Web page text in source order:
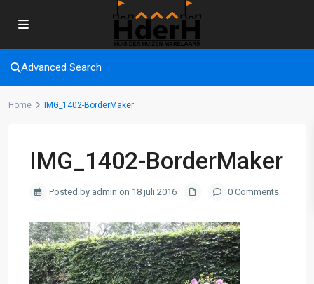
Advanced Search
Home IMG_1402-BorderMaker
IMG_1402-BorderMaker
Posted by admin on 18 juli 2016 0 Comments